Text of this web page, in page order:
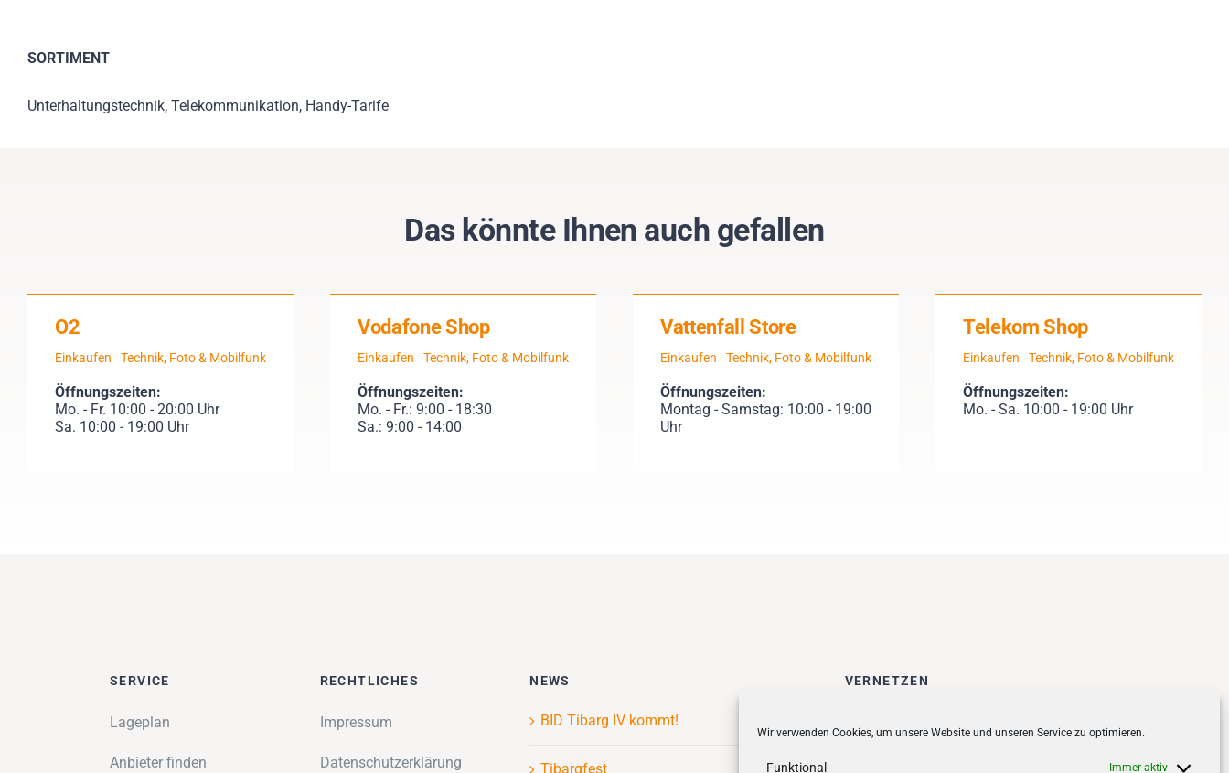
Wir verwenden Cookies, um unsere Website und unseren Service zu optimieren.
Funktional Immer aktiv
SORTIMENT
Unterhaltungstechnik, Telekommunikation, Handy-Tarife
Das könnte Ihnen auch gefallen
O2
Einkaufen Technik, Foto & Mobilfunk
Öffnungszeiten:
Mo. - Fr. 10:00 - 20:00 Uhr
Sa. 10:00 - 19:00 Uhr
Vodafone Shop
Einkaufen Technik, Foto & Mobilfunk
Öffnungszeiten:
Mo. - Fr.: 9:00 - 18:30
Sa.: 9:00 - 14:00
Vattenfall Store
Einkaufen Technik, Foto & Mobilfunk
Öffnungszeiten:
Montag - Samstag: 10:00 - 19:00
Uhr
Telekom Shop
Einkaufen Technik, Foto & Mobilfunk
Öffnungszeiten:
Mo. - Sa. 10:00 - 19:00 Uhr
SERVICE
Lageplan
Anbieter finden
RECHTLICHES
Impressum
Datenschutzerklärung
NEWS
BID Tibarg IV kommt!
Tibargfest
VERNETZEN
Follow us onfacebook